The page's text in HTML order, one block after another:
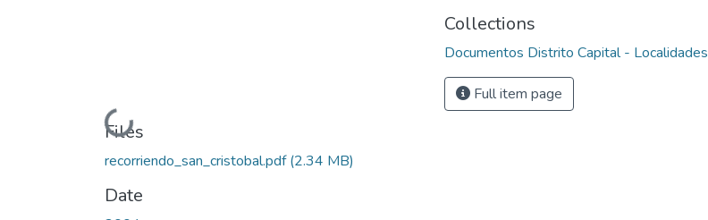
Loading...
Files
recorriendo_san_cristobal.pdf(2.34 MB)
Date
Collections
Documentos Distrito Capital - Localidades
Full item page